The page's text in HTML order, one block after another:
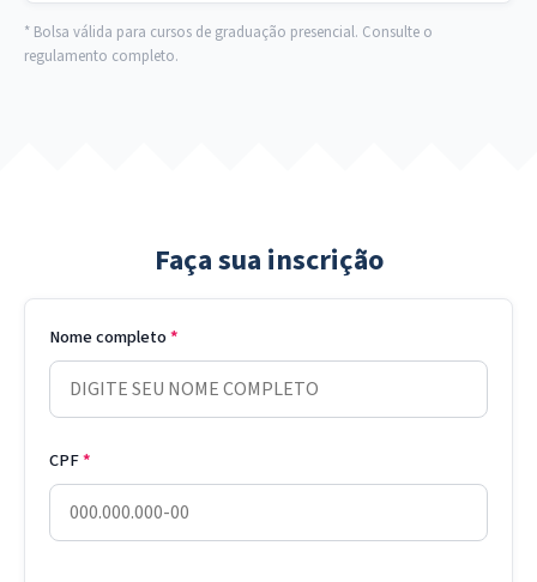
* Bolsa válida para cursos de graduação presencial. Consulte o
regulamento completo.
Faça sua inscrição
Nome completo*
CPF*